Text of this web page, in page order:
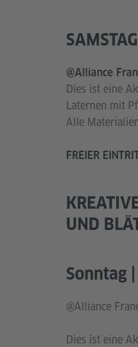
@Alliance
Dies ist eine
Laternen mit
Alle
FREIER
UND
Sonntag
@Alliance
Dies ist eine